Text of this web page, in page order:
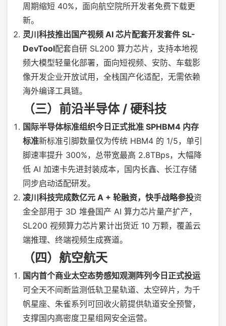
周期缩短 40%，面向航空院所开发者免费下载更
新。
灵川科技推出国产视频 AI 芯片配套开发套件 SL-
DevTool配套自研 SL200 算力芯片，支持本地视
频大模型轻量化部署，面向短视频、安防、车载影
像开发企业开放试用，全栈国产化适配，无需依赖
海外编译工具链。
（三）前沿半导体 / 硬科技
国际半导体标准组织今日正式批准 SPHBM4 内存
标准新标准引脚数量仅为传统 HBM4 的 1/5，单引
脚速率提升 300%，总带宽最高 2.8TBps，大幅降
低 AI 加速卡先进封装成本，国内长鑫、长江存储
同步启动适配研发。
凌川科技完成数亿元 A + 轮融资，快手战略参投资
金全部用于 3D 堆叠国产 AI 算力芯片量产扩产，
SL200 视频算力芯片累计出货近 10 万颗，覆盖云
端推理、终端视频生成赛道。
（四）航空航天
国内首个商业太空态势感知观测阵列今日正式投运
可全天不间断监测低轨卫星轨道、太空碎片，为千
帆星座、朱雀系列可回收火箭提供轨道安全预警，
支撑国内高密度卫星组网安全运营。